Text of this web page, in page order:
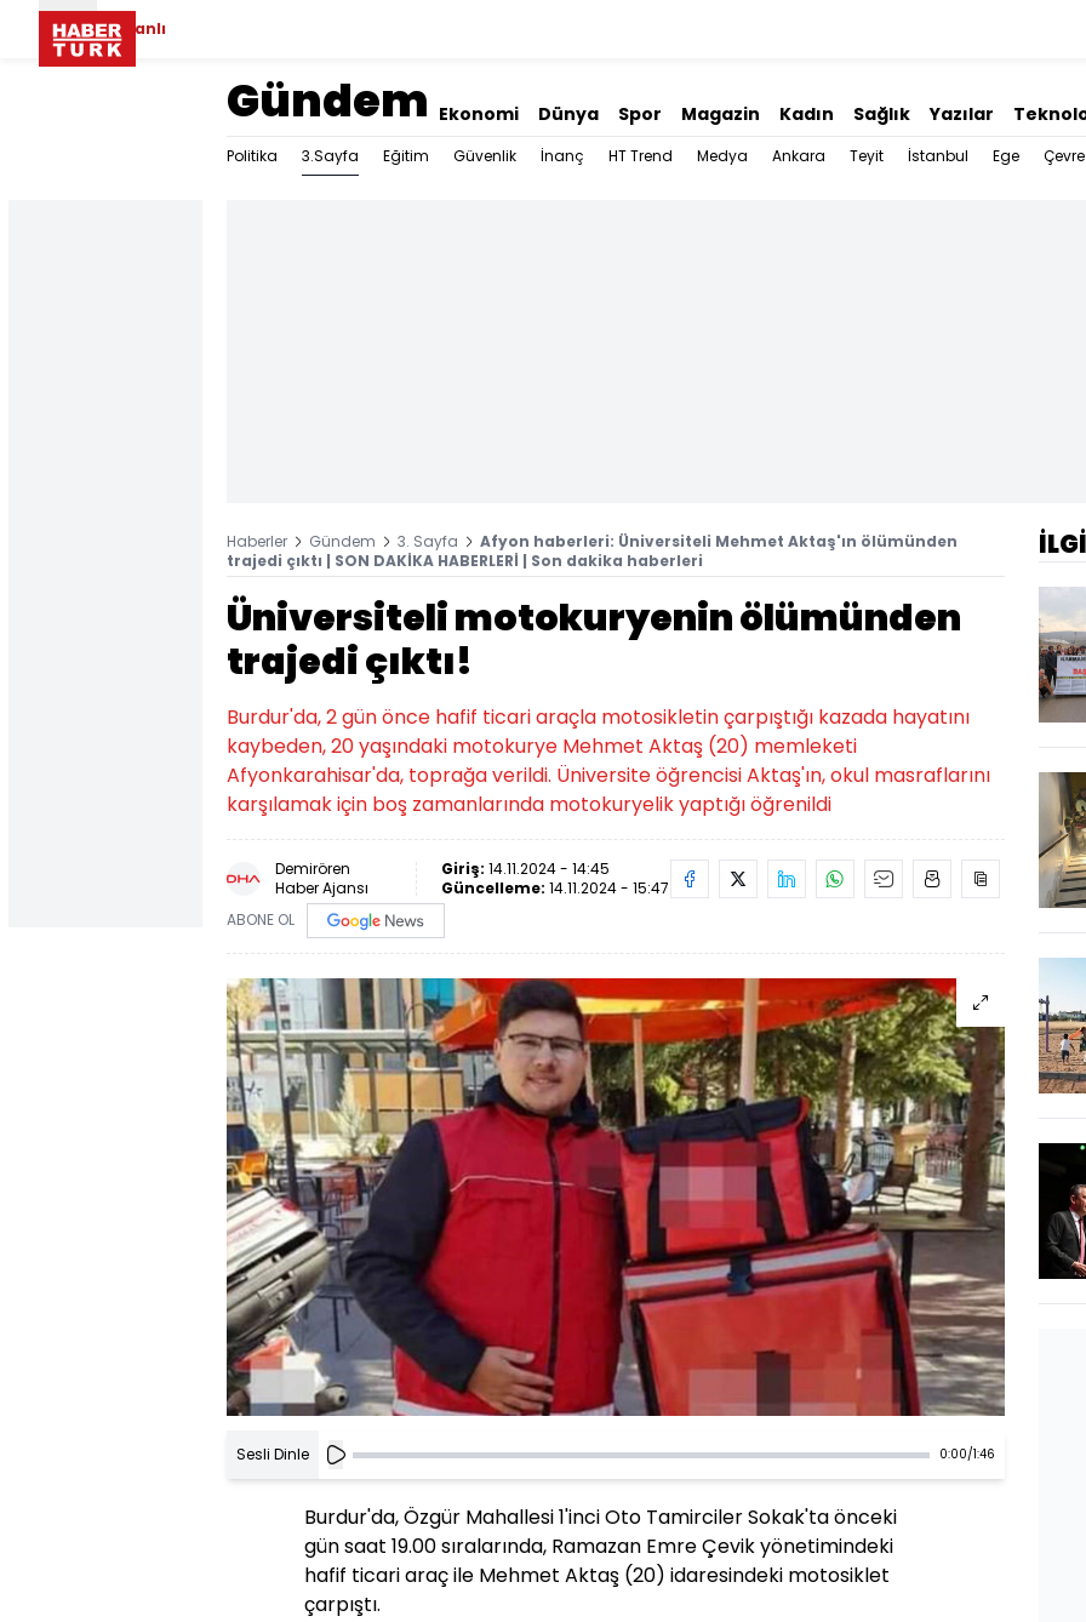
Canlı
Gündem Ekonomi Dünya Spor Magazin Kadın Sağlık Yazılar
Politika 3.Sayfa Eğitim Güvenlik İnanç HT Trend Medya Ankara Teyit İstanbul Ege Çevre
Haberler Gündem 3. Sayfa
Afyon haberleri: Üniversiteli Mehmet Aktaş'ın ölümünden
trajedi çıktı | SON DAKİKA HABERLERİ | Son dakika haberleri
Üniversiteli motokuryenin ölümünden
trajedi çıktı!
Burdur'da, 2 gün önce hafif ticari araçla motosikletin çarpıştığı kazada hayatını
kaybeden, 20 yaşındaki motokurye Mehmet Aktaş (20) memleketi
Afyonkarahisar'da, toprağa verildi. Üniversite öğrencisi Aktaş'ın, okul masraflarını
karşılamak için boş zamanlarında motokuryelik yaptığı öğrenildi
Demirören
Haber Ajansı
Giriş: 14.11.2024 - 14:45
Güncelleme: 14.11.2024 - 15:47
ABONE OL
Sesli Dinle 0:00/1:46
Burdur'da, Özgür Mahallesi 1'inci Oto Tamirciler Sokak'ta önceki
gün saat 19.00 sıralarında, Ramazan Emre Çevik yönetimindeki
hafif ticari araç ile Mehmet Aktaş (20) idaresindeki motosiklet
çarpıştı.